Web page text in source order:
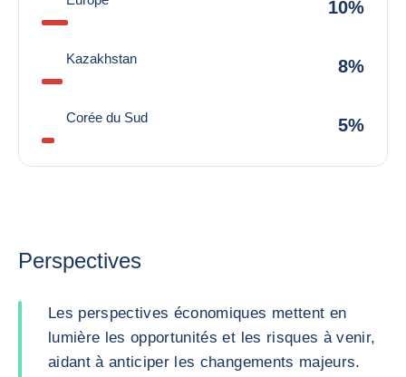
10%
Kazakhstan 8%
Corée du Sud 5%
Perspectives
Les perspectives économiques mettent en
lumière les opportunités et les risques à venir,
aidant à anticiper les changements majeurs.